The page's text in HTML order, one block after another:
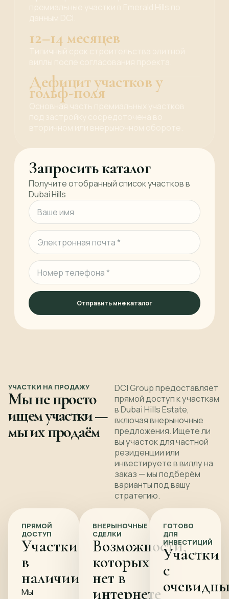
12–14 месяцев
Дефицит участков у
гольф-поля
Основная часть премиальных участков
Запросить каталог
Получите отобранный список участков в
Dubai Hills
Отправить мне каталог
УЧАСТКИ НА ПРОДАЖУ
Мы не просто
ищем участки —
мы их продаём
DCI Group предоставляет
прямой доступ к участкам
в Dubai Hills Estate,
включая внерыночные
предложения. Ищете ли
вы участок для частной
резиденции или
инвестируете в виллу на
заказ — мы подберём
варианты под вашу
стратегию.
ПРЯМОЙ
ДОСТУП
Участки
в
наличии
Мы
ВНЕРЫНОЧНЫЕ
СДЕЛКИ
Возможности,
которых
нет в
интернете
ГОТОВО
ДЛЯ
ИНВЕСТИЦИЙ
Участки
с